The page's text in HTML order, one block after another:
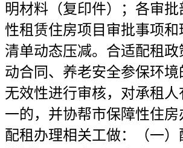
明材料（复印件）；各审
性租赁住房项目审批事项和
清单动态压减。合适配租
动合同、养老安全参保环
无效性进行审核，对承租人
一的，并协帮市保障性住
配租办理相关工做：（一